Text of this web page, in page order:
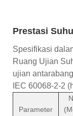
Prestasi
Spesifikasi
Ruang Ujian
ujian
IEC 60068-2-2
Parameter